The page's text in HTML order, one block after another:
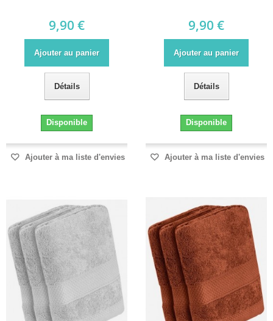
9,90 €
Ajouter au panier
Détails
Disponible
Ajouter à ma liste d'envies
9,90 €
Ajouter au panier
Détails
Disponible
Ajouter à ma liste d'envies